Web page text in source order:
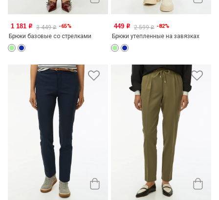
1 181 o 3 449o -65%
Брюки базовые со стрелками
449 o 2 599o -82%
Брюки утепленные на завязках